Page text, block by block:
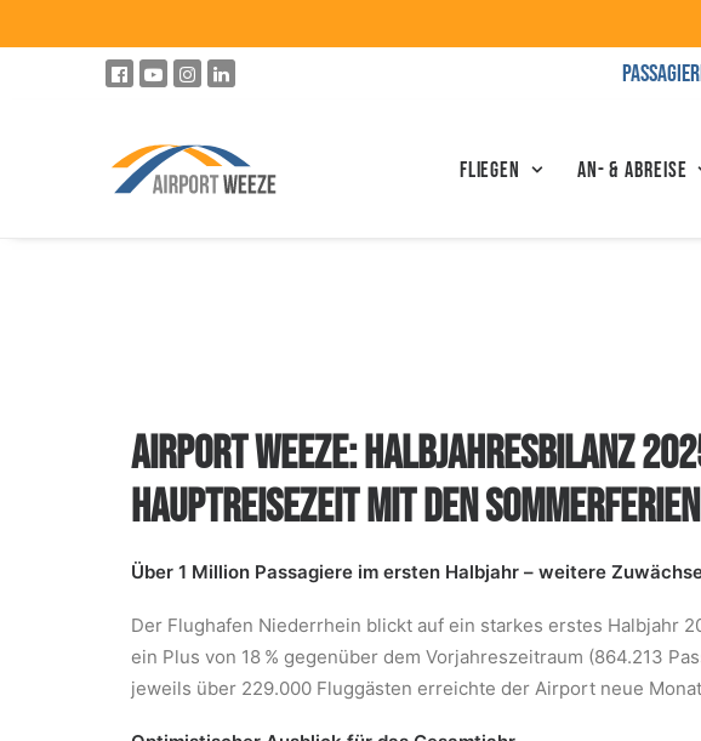
Fliegen An- & Abreise
AIRPORT WEEZE: HALBJAHRESBILANZ
HAUPTREISEZEIT MIT DEN
Über 1 Million Passagiere im ersten Halbjahr – weitere
Der Flughafen Niederrhein blickt auf ein starkes erstes Halbjahr
ein Plus von 18 % gegenüber dem Vorjahreszeitraum (864.213
jeweils über 229.000 Fluggästen erreichte der Airport neue